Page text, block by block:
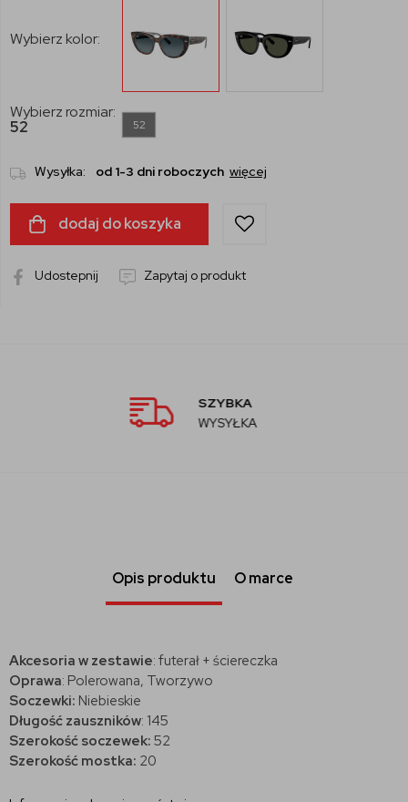
Wybierz kolor:
Wybierz rozmiar:
52
52
Wysyłka: od 1-3 dni roboczych więcej
dodaj do koszyka
Udostepnij Zapytaj o produkt
Opis produktu O marce
Akcesoria w zestawie: futerał + ściereczka
Oprawa: Polerowana, Tworzywo
Soczewki: Niebieskie
Długość zauszników: 145
Szerokość soczewek: 52
Szerokość mostka: 20